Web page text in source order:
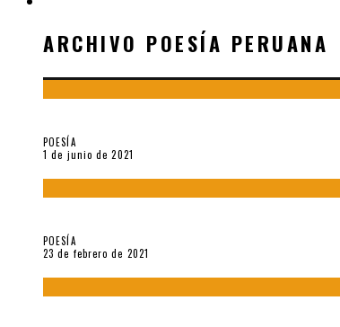
ARCHIVO POESÍA PERUANA
POESÍA
1 de junio de 2021
POESÍA
23 de febrero de 2021